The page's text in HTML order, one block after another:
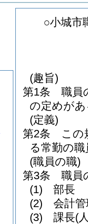
○小城市
(趣旨)
第1条
職員
の定めが
(定義)
第2条
この
る常勤の
(職員の職)
第3条
職員
(1)
部長
(2)
会計
(3)
課長(